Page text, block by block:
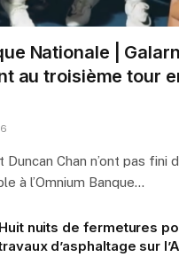
Nationale |
au troisième tour
Chan n’ont pas fini
à l’Omnium Banque…
Huit nuits de fermetures
d’asphaltage sur